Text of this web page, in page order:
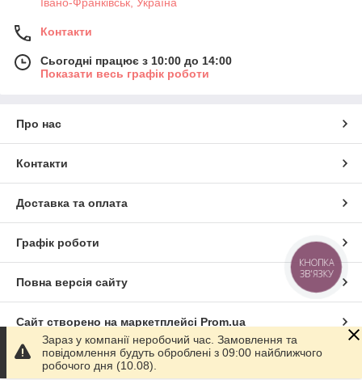
Івано-Франківськ, Україна
Контакти
Сьогодні працює з 10:00 до 14:00
Показати весь графік роботи
Про нас
Контакти
Доставка та оплата
Графік роботи
Повна версія сайту
Сайт створено на маркетплейсі Prom.ua
Політика конфіденційності
Зараз у компанії неробочий час. Замовлення та
повідомлення будуть оброблені з 09:00 найближчого
робочого дня (10.08).
КНОПКА
ЗВ'ЯЗКУ